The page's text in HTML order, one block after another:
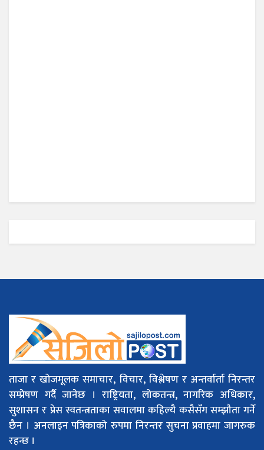
ताजा र खोजमूलक समाचार, विचार, विश्लेषण र अन्तर्वार्ता निरन्तर
सम्प्रेषण गर्दै जानेछ । राष्ट्रियता, लोकतन्त्र, नागरिक अधिकार,
सुशासन र प्रेस स्वतन्त्रताका सवालमा कहिल्यै कसैसँग सम्झौता गर्ने
छैन । अनलाइन पत्रिकाको रुपमा निरन्तर सुचना प्रवाहमा जागरुक
रहन्छ ।